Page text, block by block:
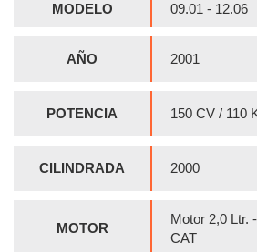
MODELO
09.01 - 12.06
AÑO 2001
POTENCIA 150 CV / 110
CILINDRADA 2000
MOTOR
Motor 2,0 Ltr.
CAT